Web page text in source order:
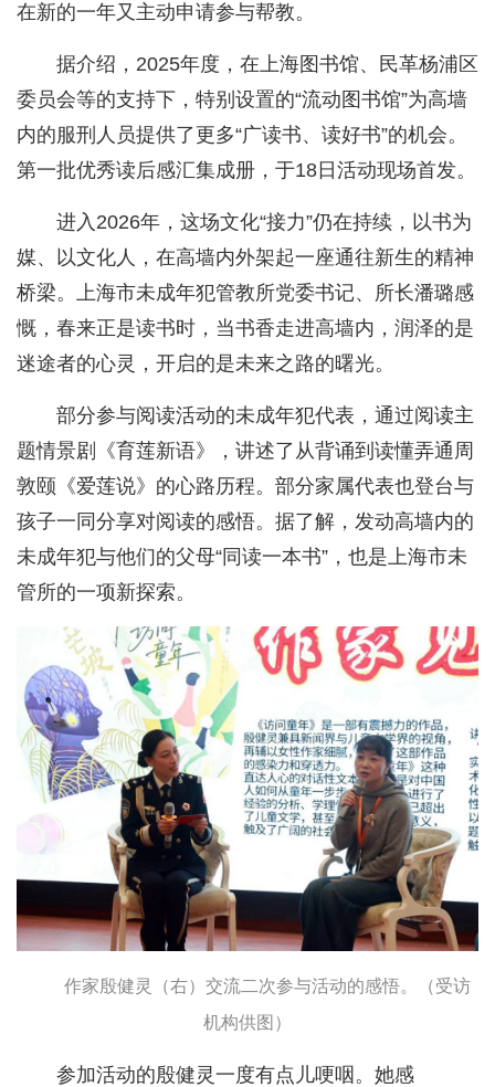
在新的一年又主动申请参与帮教。
据介绍，2025年度，在上海图书馆、民革杨浦区
委员会等的支持下，特别设置的“流动图书馆”为高墙
内的服刑人员提供了更多“广读书、读好书”的机会。
第一批优秀读后感汇集成册，于18日活动现场首发。
进入2026年，这场文化“接力”仍在持续，以书为
媒、以文化人，在高墙内外架起一座通往新生的精神
桥梁。上海市未成年犯管教所党委书记、所长潘璐感
慨，春来正是读书时，当书香走进高墙内，润泽的是
迷途者的心灵，开启的是未来之路的曙光。
部分参与阅读活动的未成年犯代表，通过阅读主
题情景剧《育莲新语》，讲述了从背诵到读懂弄通周
敦颐《爱莲说》的心路历程。部分家属代表也登台与
孩子一同分享对阅读的感悟。据了解，发动高墙内的
未成年犯与他们的父母“同读一本书”，也是上海市未
管所的一项新探索。
作家殷健灵（右）交流二次参与活动的感悟。（受访
机构供图）
参加活动的殷健灵一度有点儿哽咽。她感